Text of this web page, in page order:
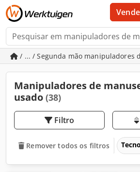
/ ... / Segunda mão manipuladores
Manipuladores de
usado (38)
Filtro
Remover todos os filtros